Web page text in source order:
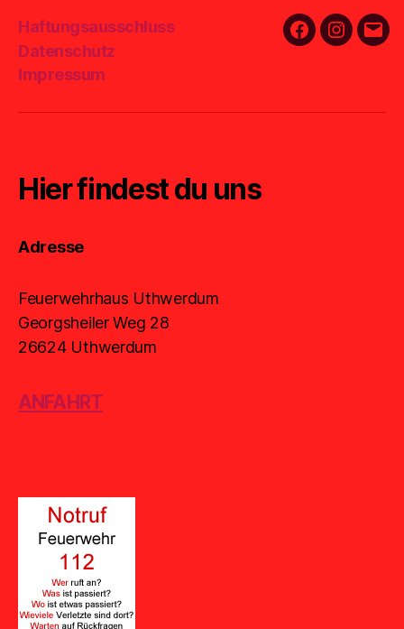
Haftungsausschluss
Datenschutz
Impressum
FacebookE-
Hier findest du uns
Adresse
Feuerwehrhaus Uthwerdum
Georgsheiler Weg 28
26624 Uthwerdum
ANFAHRT